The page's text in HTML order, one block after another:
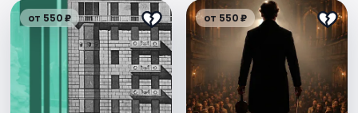
от 550 ₽ от 550 ₽